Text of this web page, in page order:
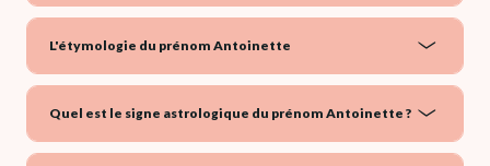
L'étymologie du prénom Antoinette
Quel est le signe astrologique du prénom Antoinette ?